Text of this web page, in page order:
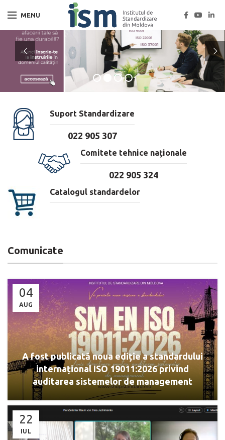
MENU
Suport Standardizare
022 905 307
Comitete tehnice naționale
022 905 324
Catalogul standardelor
Comunicate
04
AUG
A fost publicată noua ediție a standardului
internațional ISO 19011:2026 privind
auditarea sistemelor de management
22
IUL